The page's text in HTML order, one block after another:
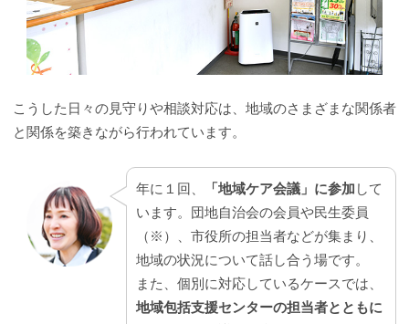
こうした日々の見守りや相談対応は、地域のさまざまな関係者
と関係を築きながら行われています。
年に１回、 「地域ケア会議」に参加 して
います。団地自治会の会員や民生委員
（※）、市役所の担当者などが集まり、
地域の状況について話し合う場です。
また、個別に対応しているケースでは、
地域包括支援センターの担当者とともに